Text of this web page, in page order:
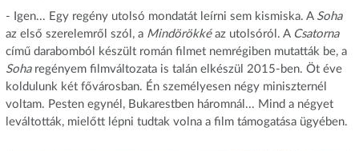
- Igen... Egy regény utolsó mondatát leírni sem kismiska. A Soha
az első szerelemről szól, a Mindörökkéaz utolsóról. A Csatorna
című darabomból készült román filmet nemrégiben mutatták be, a
Soha regényem filmváltozata is talán elkészül 2015-ben. Öt éve
koldulunk két fővárosban. Én személyesen négy miniszternél
voltam. Pesten egynél, Bukarestben háromnál... Mind a négyet
leváltották, mielőtt lépni tudtak volna a film támogatása ügyében.